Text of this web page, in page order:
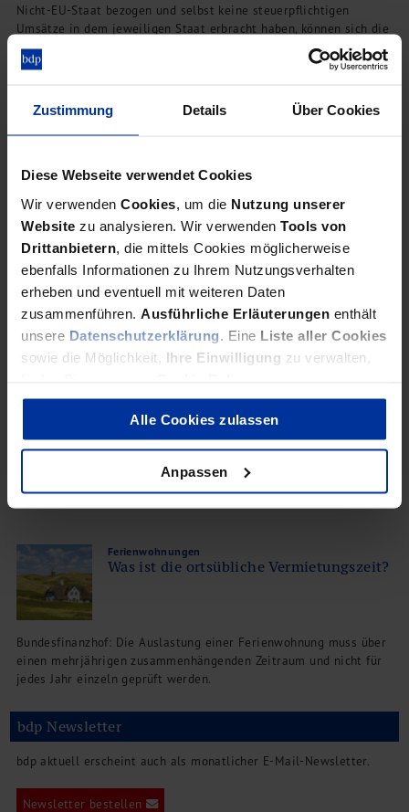
Zustimmung Details Über Cookies
Diese Webseite verwendet Cookies
Wir verwenden Cookies , um die Nutzung unserer
Website zu analysieren. Wir verwenden Tools von
Drittanbietern , die mittels Cookies möglicherweise
ebenfalls Informationen zu Ihrem Nutzungsverhalten
erheben und eventuell mit weiteren Daten
zusammenführen. Ausführliche Erläuterungen enthält
unsere Datenschutzerklärung . Eine Liste aller Cookies
sowie die Möglichkeit, Ihre Einwilligung zu verwalten,
Alle Cookies zulassen
Anpassen
Nicht-EU-Staat bezogen und selbst keine steuerpflichtigen
Umsätze in dem jeweiligen Staat erbracht haben, können sich die
ausländische Vorsteuer erstatten lassen.
Abschreibungsregeln
Welcher Abschreibungssatz wird bei der Vermietung von Tiny
Houses zugrunde gelegt? Antwort der Finanzverwaltung: Es kommt
darauf an.
Veräußerungsgewinne
Überlassung an die Eltern
BFH: Die Überlassung einer Wohnung an die Eltern ist nicht als
Ferienwohnungen
Was ist die ortsübliche Vermietungszeit?
Bundesfinanzhof: Die Auslastung einer Ferienwohnung muss über
einen mehrjährigen zusammenhängenden Zeitraum und nicht für
jedes Jahr einzeln geprüft werden.
bdp Newsletter
bdp aktuell erscheint auch als monatlicher E-Mail-Newsletter.
Newsletter bestellen